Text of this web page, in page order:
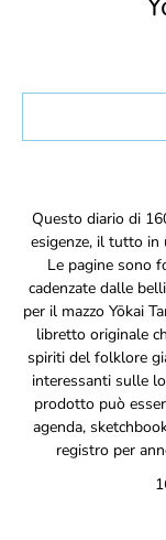
me
when
product
is
available:
Questo diario di
esigenze, il tutto in
Le pagine sono
cadenzate dalle
per il mazzo Yōkai
libretto originale
spiriti del folklore
interessanti sulle
prodotto può
agenda,
registro per